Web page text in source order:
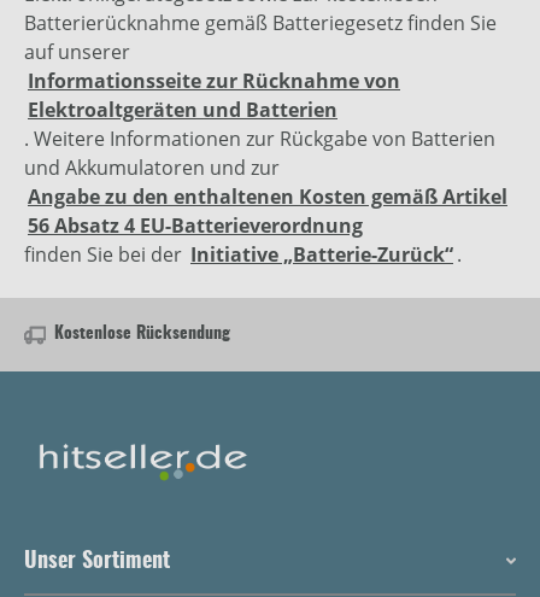
Batterierücknahme gemäß Batteriegesetz finden Sie
auf unserer
Informationsseite zur Rücknahme von
Elektroaltgeräten und Batterien
. Weitere Informationen zur Rückgabe von Batterien
und Akkumulatoren und zur
Angabe zu den enthaltenen Kosten gemäß Artikel
56 Absatz 4 EU-Batterieverordnung
finden Sie bei der Initiative „Batterie-Zurück“.
Kostenlose Rücksendung
Unser Sortiment